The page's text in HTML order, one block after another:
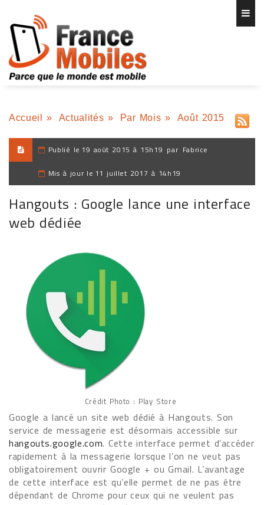
Accueil » Actualités » Par Mois » Août 2015
Publié le 19 août 2015 à 15h19 par Fabrice
Mis à jour le 11 juillet 2017 à 14h19
Hangouts : Google lance une interface
web dédiée
Crédit Photo : Play Store
Google a lancé un site web dédié à Hangouts. Son
service de messagerie est désormais accessible sur
hangouts.google.com. Cette interface permet d’accéder
rapidement à la messagerie lorsque l’on ne veut pas
obligatoirement ouvrir Google + ou Gmail. L’avantage
de cette interface est qu’elle permet de ne pas être
dépendant de Chrome pour ceux qui ne veulent pas